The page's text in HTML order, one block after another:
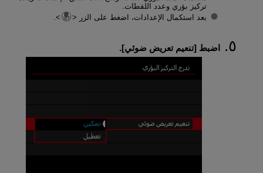
تركيز بؤري وعدد اللقطات.
بعد استكمال الإعدادات، اضغط على الزر
.
اضبط [تنعيم تعريض ضوئي].